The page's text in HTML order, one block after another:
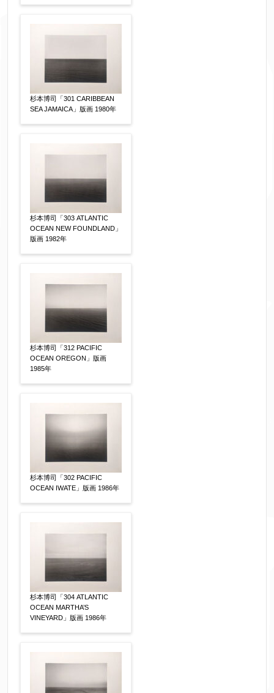
絵の画面サイズ 【任意】
額装
軸装
その他
サイン等の有無 【任意】
限定番号 【任意】
売却希望時期 【任意】
すぐに売りたい
他社様の査定価格 【任意】
査定額：
※他社様からご提示された査定額がございました
杉本博司「301 CARIBBEAN
SEA JAMAICA」版画 1980年
杉本博司「303 ATLANTIC
OCEAN NEW FOUNDLAND」
版画 1982年
杉本博司「312 PACIFIC
OCEAN OREGON」版画
1985年
杉本博司「302 PACIFIC
OCEAN IWATE」版画 1986年
杉本博司「304 ATLANTIC
OCEAN MARTHA’S
VINEYARD」版画 1986年